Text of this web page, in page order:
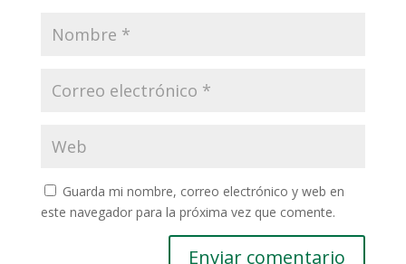
Guarda mi nombre, correo electrónico y web en
este navegador para la próxima vez que comente.